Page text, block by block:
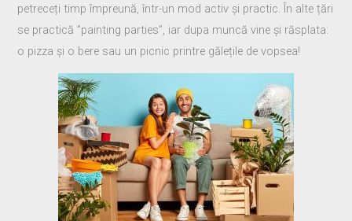
petreceți timp împreună, într-un mod activ și practic. În alte țări
se practică ”painting parties”, iar dupa muncă vine și răsplata:
o pizza și o bere sau un picnic printre gălețile de vopsea!